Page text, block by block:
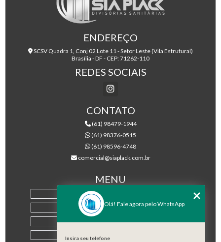
ENDEREÇO
SCSV Quadra 1, Conj 02 Lote 11 - Setor Leste (Vila Estrutural)
Brasília - DF - CEP: 71262-110
REDES SOCIAIS
CONTATO
(61) 98479-1944
(61) 98376-0515
(61) 98596-4748
comercial@siaplack.com.br
MENU
EMPRESA
PRODUTOS
Olá! Fale agora pelo WhatsApp
Insira seu telefone